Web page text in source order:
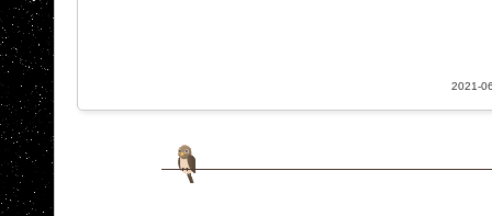
2021-